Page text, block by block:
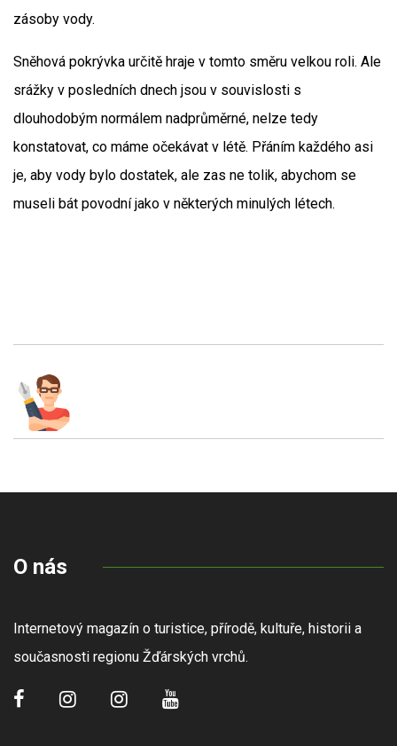
zásoby vody.
Sněhová pokrývka určitě hraje v tomto směru velkou roli. Ale
srážky v posledních dnech jsou v souvislosti s
dlouhodobým normálem nadprůměrné, nelze tedy
konstatovat, co máme očekávat v létě. Přáním každého asi
je, aby vody bylo dostatek, ale zas ne tolik, abychom se
museli bát povodní jako v některých minulých létech.
O nás
Internetový magazín o turistice, přírodě, kultuře, historii a
současnosti regionu Žďárských vrchů.